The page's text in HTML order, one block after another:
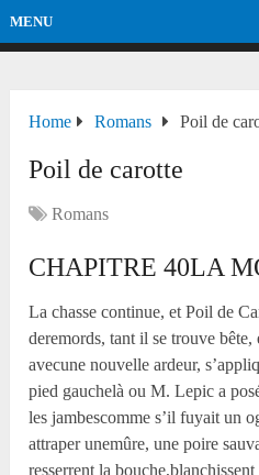
MENU
Home Romans Poil de
Poil de carotte
Romans
CHAPITRE 40LA
La chasse continue, et Poil de
deremords, tant il se trouve bête,
avecune nouvelle ardeur,
pied gauchelà ou M. Lepic a
les jambescomme s’il fuyait un
attraper unemûre, une poire
resserrent la